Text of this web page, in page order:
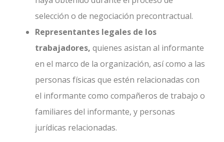
selección o de negociación precontractual.
Representantes legales de los
trabajadores, quienes asistan al informante
en el marco de la organización, así como a las
personas físicas que estén relacionadas con
el informante como compañeros de trabajo o
familiares del informante, y personas
jurídicas relacionadas.